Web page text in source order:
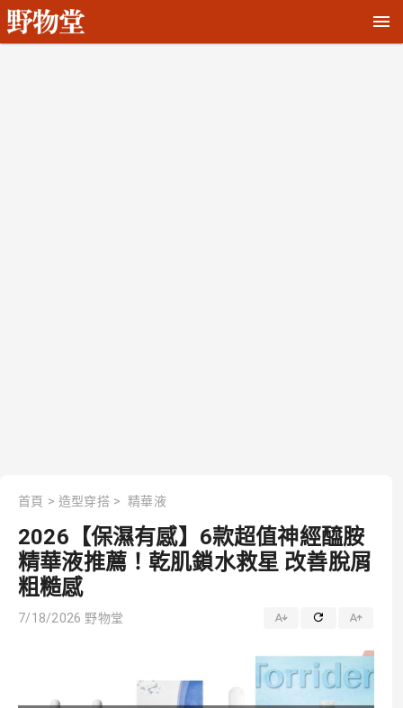
首頁 > 造型穿搭 > 精華液
2026【保濕有感】6款超值神經醯胺
精華液推薦！乾肌鎖水救星 改善脫屑
粗糙感
7/18/2026 野物堂